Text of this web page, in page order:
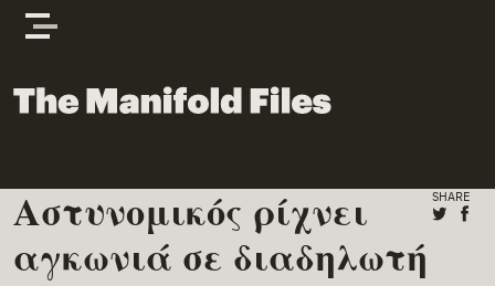
Skip to content
The Manifold Files
Main Page Content SHARE
Share
Αστυνομικός ρίχνει
αγκωνιά σε διαδηλωτή